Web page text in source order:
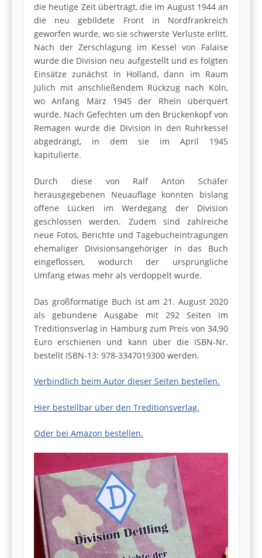
die heutige Zeit überträgt, die im August 1944 an
die neu gebildete Front in Nordfrankreich
geworfen wurde, wo sie schwerste Verluste erlitt.
Nach der Zerschlagung im Kessel von Falaise
wurde die Division neu aufgestellt und es folgten
Einsätze zunächst in Holland, dann im Raum
Jülich mit anschließendem Rückzug nach Köln,
wo Anfang März 1945 der Rhein überquert
wurde. Nach Gefechten um den Brückenkopf von
Remagen wurde die Division in den Ruhrkessel
abgedrängt, in dem sie im April 1945
kapitulierte.
Durch diese von Ralf Anton Schäfer
herausgegebenen Neuauflage konnten bislang
offene Lücken im Werdegang der Division
geschlossen werden. Zudem sind zahlreiche
neue Fotos, Berichte und Tagebucheintragungen
ehemaliger Divisionsangehöriger in das Buch
eingeflossen, wodurch der ursprüngliche
Umfang etwas mehr als verdoppelt wurde.
Das großformatige Buch ist am 21. August 2020
als gebundene Ausgabe mit 292 Seiten im
Treditionsverlag in Hamburg zum Preis von 34,90
Euro erschienen und kann über die ISBN-Nr.
bestellt ISBN-13: 978-3347019300 werden.
Verbindlich beim Autor dieser Seiten bestellen.
Hier bestellbar über den Treditionsverlag.
Oder bei Amazon bestellen.